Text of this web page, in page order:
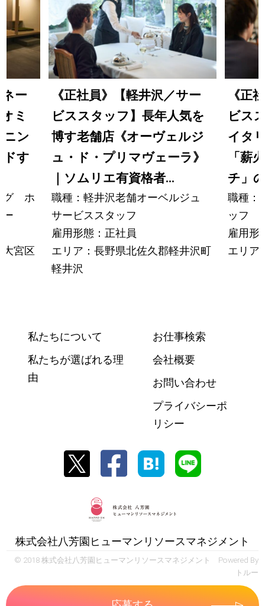
ー
ミ
ン
す
グ ホ
ー
宮区
《正社員》【軽井沢／サー
ビススタッフ】長年人気を
博す老舗店《オーヴェルジ
ュ・ド・プリマヴェーラ》
｜ソムリエ有資格者...
職種：軽井沢老舗オーベルジュ
サービススタッフ
雇用形態：正社員
エリア：長野県北佐久郡軽井沢町
軽井沢
《正
ビス
イタ
「薪
チ」
職種：
ッフ
雇用形
エリア
私たちについて
私たちが選ばれる理
由
お仕事検索
会社概要
お問い合わせ
プライバシーポ
リシー
株式会社八芳園ヒューマンリソースマネジメント
© 2018 株式会社八芳園ヒューマンリソースマネジメント Powered By
トルー